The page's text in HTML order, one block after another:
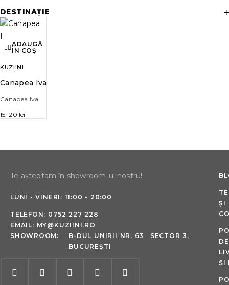
DESTINAȚIE
ADAUGĂ
ÎN COȘ
KUZIINI
Canapea Iva
Canapea Iva
15.120 lei
Te așteptam în showroom-ul nostru!
LUNI - VINERI: 11:00 - 20:00
TELEFON: 0752 227 228
EMAIL: MY@KUZIINI.RO
SHOWROOM:
B-DUL UNIRII NR. 63 SECTOR 3,
BUCUREȘTI
ȘI
DE
SI